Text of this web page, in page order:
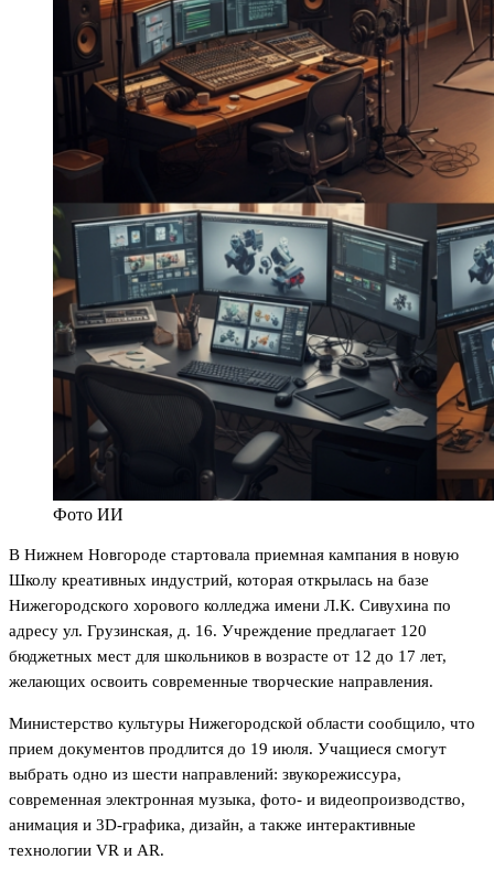
Фото ИИ
В Нижнем Новгороде стартовала приемная кампания в новую
Школу креативных индустрий, которая открылась на базе
Нижегородского хорового колледжа имени Л.К. Сивухина по
адресу ул. Грузинская, д. 16. Учреждение предлагает 120
бюджетных мест для школьников в возрасте от 12 до 17 лет,
желающих освоить современные творческие направления.
Министерство культуры Нижегородской области сообщило, что
прием документов продлится до 19 июля. Учащиеся смогут
выбрать одно из шести направлений: звукорежиссура,
современная электронная музыка, фото- и видеопроизводство,
анимация и 3D-графика, дизайн, а также интерактивные
технологии VR и AR.